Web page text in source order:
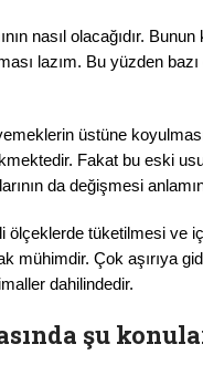
nasıl olacağıdır.
lazım. Bu yüzden
üstüne
Fakat bu eski
da değişmesi
ölçeklerde tüketilmesi ve
mühimdir. Çok aşırıya
dahilindedir.
şu